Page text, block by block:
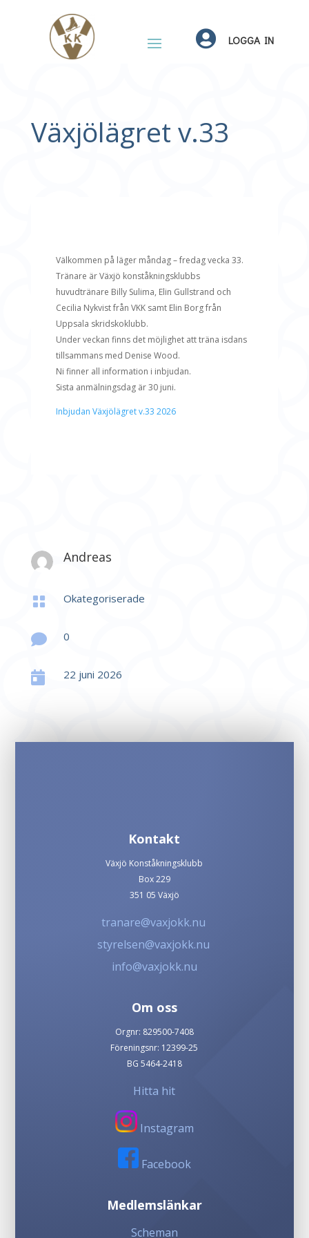
 LOGGA IN
Växjölägret v.33
Välkommen på läger måndag – fredag vecka 33.
Tränare är Växjö konståkningsklubbs
huvudtränare Billy Sulima, Elin Gullstrand och
Cecilia Nykvist från VKK samt Elin Borg från
Uppsala skridskoklubb.
Under veckan finns det möjlighet att träna isdans
tillsammans med Denise Wood.
Ni finner all information i inbjudan.
Sista anmälningsdag är 30 juni.
Inbjudan Växjölägret v.33 2026
Andreas
 Okategoriserade
 0
 22 juni 2026
Kontakt
Växjö Konståkningsklubb
Box 229
351 05 Växjö
tranare@vaxjokk.nu
styrelsen@vaxjokk.nu
info@vaxjokk.nu
Om oss
Orgnr: 829500-7408
Föreningsnr: 12399-25
BG 5464-2418
Hitta hit
Instagram
Facebook
Medlemslänkar
Scheman